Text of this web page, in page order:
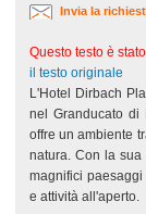
Invia la
Questo testo è
il testo originale
L'Hotel Dirbach
nel Granducato di
offre un ambiente
natura. Con la sua
magnifici
e attività all'aperto.